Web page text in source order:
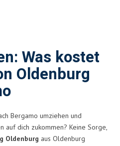
Was kostet
Oldenburg
Bergamo umziehen und
auf dich zukommen? Keine Sorge,
Oldenburg aus Oldenburg